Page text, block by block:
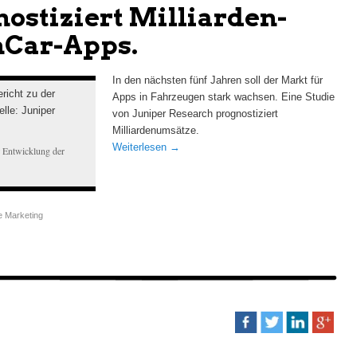
Milliarden-
Apps.
der
In den nächsten fünf Jahren soll der Markt für
Apps in Fahrzeugen stark wachsen. Eine Studie
von Juniper Research prognostiziert
Milliardenumsätze.
Weiterlesen →
Marketing